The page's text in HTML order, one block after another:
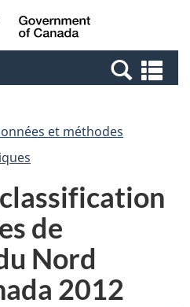
Passer
au
Passer
à
Canada
et
et méthodes
de
Nord
2012